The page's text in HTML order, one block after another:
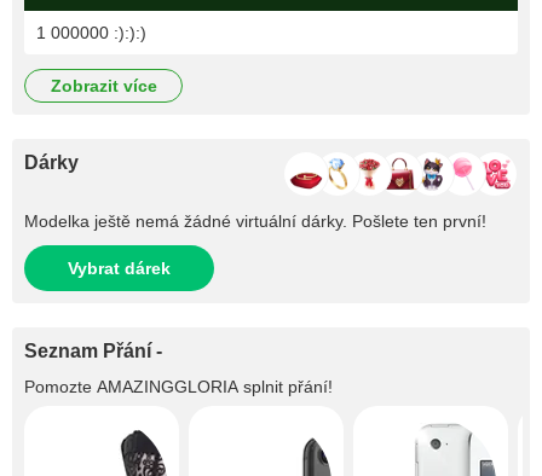
1 000000 :):):)
zobrazit více
Dárky
Modelka ještě nemá žádné virtuální dárky. Pošlete ten první!
Vybrat dárek
Seznam Přání -
Pomozte AMAZINGGLORIA splnit přání!